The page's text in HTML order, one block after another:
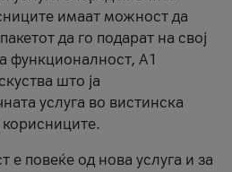
имаат можност да
да го подарат на свој
функционалност, А1
што ја
услуга во вистинска
корисниците.
е повеќе од нова услуга и за